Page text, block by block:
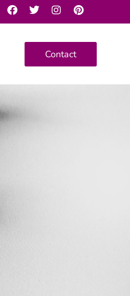
Contact